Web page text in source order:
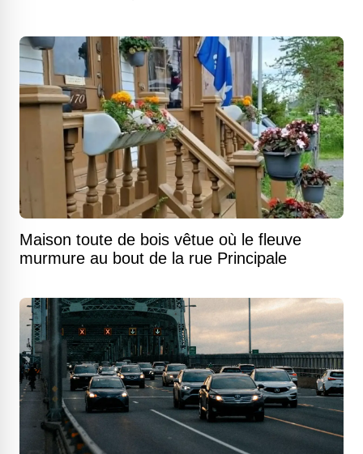
Maison toute de bois vêtue où le fleuve
murmure au bout de la rue Principale